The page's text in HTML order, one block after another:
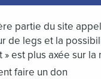
partie du site
de legs et la
» est plus axée sur
faire un don